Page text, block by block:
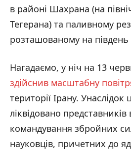
в районі Шахрана (на
Тегерана) та паливному
розташованому на південь
Нагадаємо, у ніч на 13
здійснив масштабну
території Ірану. Унаслідок
ліквідовано
командування збройних
науковців, причетних до